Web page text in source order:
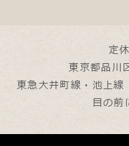
定
東京都品
東急大井町線・池上
目の前